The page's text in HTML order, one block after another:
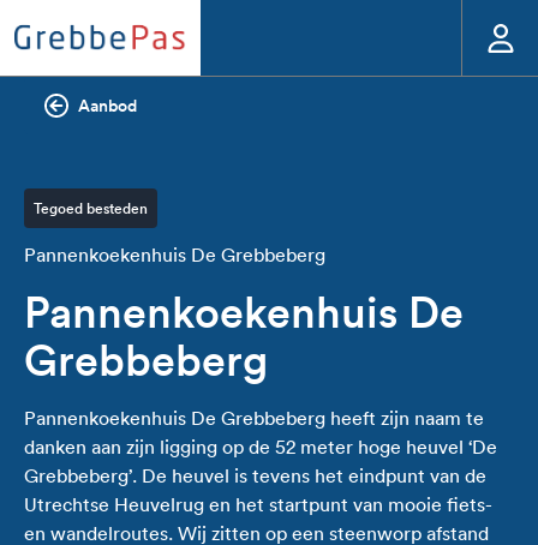
Aanbod
Tegoed besteden
Pannenkoekenhuis De Grebbeberg
Pannenkoekenhuis De
Grebbeberg
Pannenkoekenhuis De Grebbeberg heeft zijn naam te
danken aan zijn ligging op de 52 meter hoge heuvel ‘De
Grebbeberg’. De heuvel is tevens het eindpunt van de
Utrechtse Heuvelrug en het startpunt van mooie fiets-
en wandelroutes. Wij zitten op een steenworp afstand